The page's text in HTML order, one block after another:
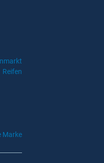
Reifen
Marke